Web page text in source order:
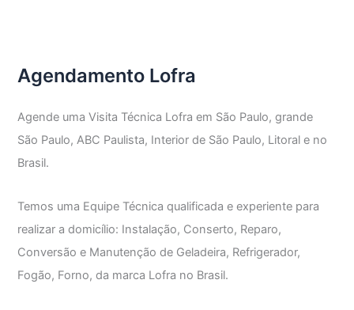
Agendamento Lofra
Agende uma Visita Técnica Lofra em São Paulo, grande
São Paulo, ABC Paulista, Interior de São Paulo, Litoral e no
Brasil.
Temos uma Equipe Técnica qualificada e experiente para
realizar a domicílio: Instalação, Conserto, Reparo,
Conversão e Manutenção de Geladeira, Refrigerador,
Fogão, Forno, da marca Lofra no Brasil.